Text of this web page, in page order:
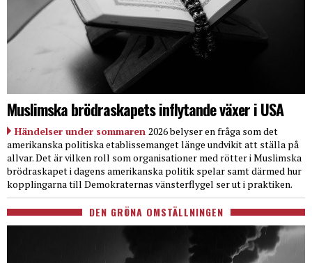
Muslimska brödraskapets inflytande växer i USA
Händelser under sommaren 2026 belyser en fråga som det
amerikanska politiska etablissemanget länge undvikit att ställa på
allvar. Det är vilken roll som organisationer med rötter i Muslimska
brödraskapet i dagens amerikanska politik spelar samt därmed hur
kopplingarna till Demokraternas vänsterflygel ser ut i praktiken.
DEN GRÖNA OMSTÄLLNINGEN